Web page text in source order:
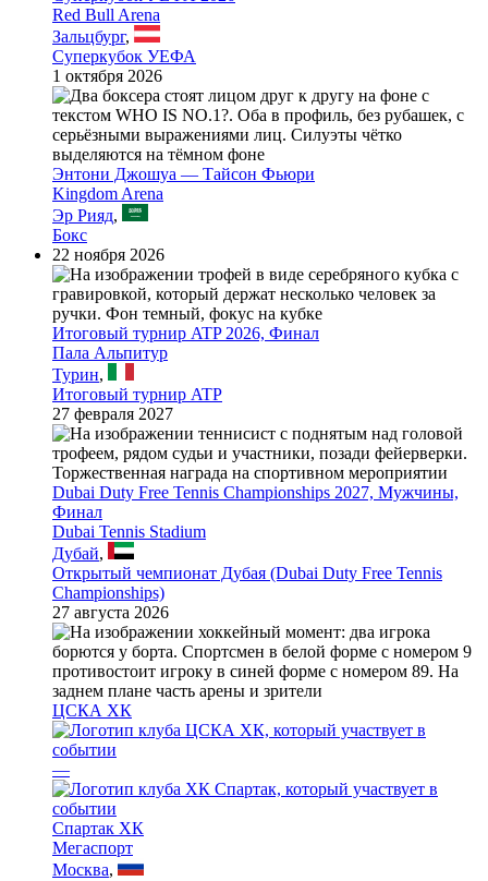
Red Bull Arena
Зальцбург,
Суперкубок УЕФА
1 октября 2026
Энтони Джошуа — Тайсон Фьюри
Kingdom Arena
Эр Рияд,
Бокс
22 ноября 2026
Итоговый турнир ATP 2026, Финал
Пала Альпитур
Турин,
Итоговый турнир ATP
27 февраля 2027
Dubai Duty Free Tennis Championships 2027, Мужчины,
Финал
Dubai Tennis Stadium
Дубай,
Открытый чемпионат Дубая (Dubai Duty Free Tennis
Championships)
27 августа 2026
ЦСКА ХК
—
Спартак ХК
Мегаспорт
Москва,